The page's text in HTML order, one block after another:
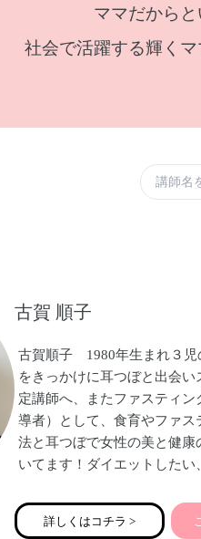
ママだから
社会で活躍する輝く
古賀 順子
古賀順子 1980年生まれ３児
をきっかけに耳つぼと出会
定講師へ、またファスティン
導者）として、食育やファス
法と耳つぼで女性の美と健康
いてます！ダイエットしたい
い、デトックスして綺麗にな
抱えた方へ、オンラインでも
詳しくはコチラ >